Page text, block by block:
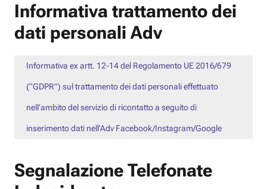
Informativa trattamento dei
dati personali Adv
Informativa ex artt. 12-14 del Regolamento UE 2016/679
(“GDPR”) sul trattamento dei dati personali effettuato
nell’ambito del servizio di ricontatto a seguito di
inserimento dati nell’Adv Facebook/Instagram/Google
Segnalazione Telefonate